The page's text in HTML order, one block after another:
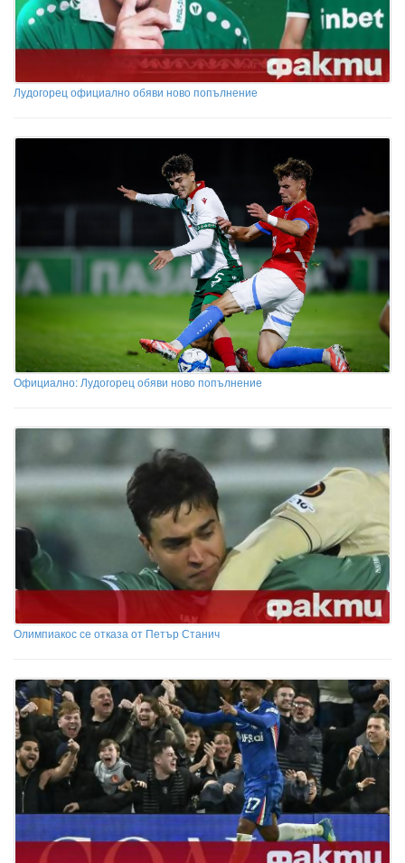
Лудогорец официално обяви ново попълнение
Официално: Лудогорец обяви ново попълнение
Олимпиакос се отказа от Петър Станич